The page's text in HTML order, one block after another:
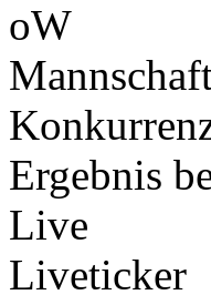
oW
Ergebnis
Live
Liveticker